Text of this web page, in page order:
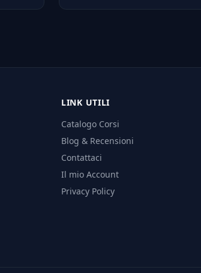
LINK UTILI
Catalogo Corsi
Blog & Recensioni
Contattaci
Il mio Account
Privacy Policy